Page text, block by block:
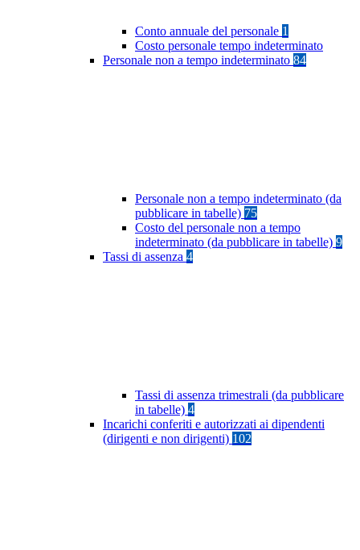
Conto annuale del personale 1
Costo personale tempo indeterminato
Personale non a tempo indeterminato 84
Personale non a tempo indeterminato (da
pubblicare in tabelle) 75
Costo del personale non a tempo
indeterminato (da pubblicare in tabelle) 9
Tassi di assenza 4
Tassi di assenza trimestrali (da pubblicare
in tabelle) 4
Incarichi conferiti e autorizzati ai dipendenti
(dirigenti e non dirigenti) 102